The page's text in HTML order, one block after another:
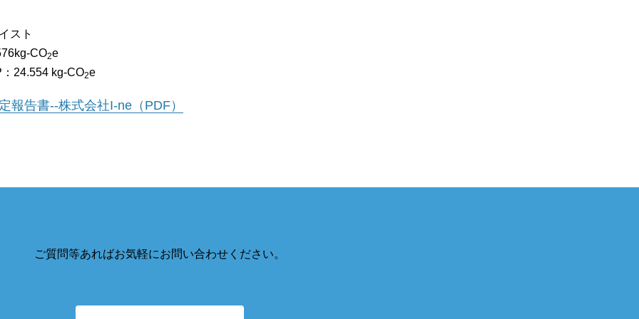
スト
CO2e
24.554 kg-CO2e
報告書--株式会社I-ne（PDF）
ご質問等あればお気軽にお問い合わせください。